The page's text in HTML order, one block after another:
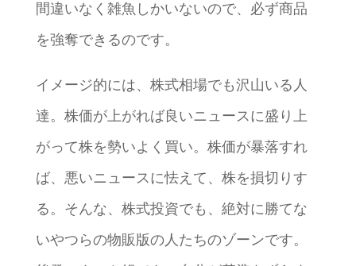
間違いなく雑魚しかいないので、必ず商品
を強奪できるのです。
イメージ的には、株式相場でも沢山いる人
達。株価が上がれば良いニュースに盛り上
がって株を勢いよく買い。株価が暴落すれ
ば、悪いニュースに怯えて、株を損切りす
る。そんな、株式投資でも、絶対に勝てな
いやつらの物販版の人たちのゾーンです。